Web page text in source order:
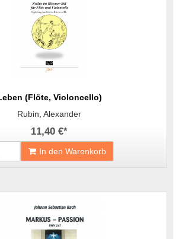
(Flöte, Violoncello)
Rubin, Alexander
11,40 €*
In den Warenkorb